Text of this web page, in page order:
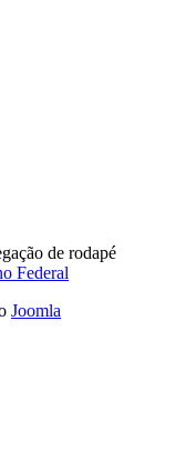
de rodapé
Joomla